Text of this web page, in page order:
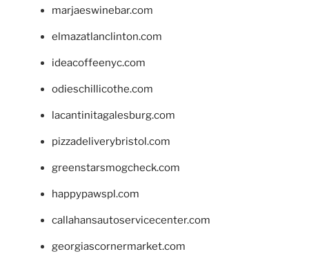
marjaeswinebar.com
elmazatlanclinton.com
ideacoffeenyc.com
odieschillicothe.com
lacantinitagalesburg.com
pizzadeliverybristol.com
greenstarsmogcheck.com
happypawspl.com
callahansautoservicecenter.com
georgiascornermarket.com